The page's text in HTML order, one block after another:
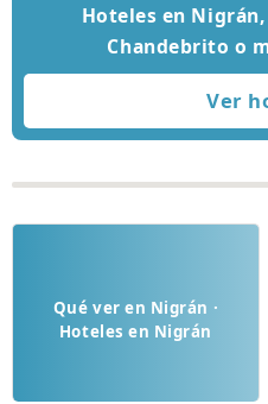
Hoteles en
Chandebrito o
Qué ver en Nigrán ·
Hoteles en Nigrán